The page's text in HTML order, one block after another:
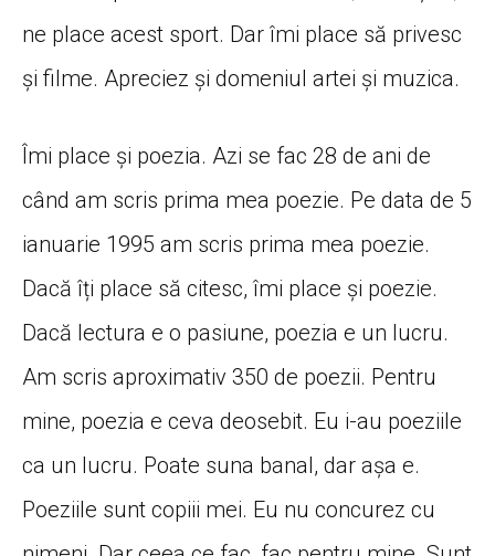
ne place acest sport. Dar îmi place să privesc
și filme. Apreciez și domeniul artei și muzica.
Îmi place și poezia. Azi se fac 28 de ani de
când am scris prima mea poezie. Pe data de 5
ianuarie 1995 am scris prima mea poezie.
Dacă îți place să citesc, îmi place și poezie.
Dacă lectura e o pasiune, poezia e un lucru.
Am scris aproximativ 350 de poezii. Pentru
mine, poezia e ceva deosebit. Eu i-au poeziile
ca un lucru. Poate suna banal, dar așa e.
Poeziile sunt copiii mei. Eu nu concurez cu